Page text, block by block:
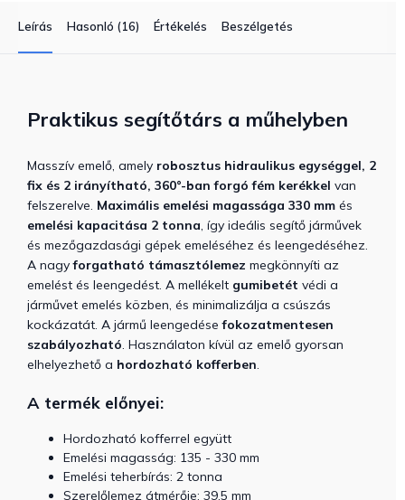
Leírás Hasonló (16) Értékelés Beszélgetés
Praktikus segítőtárs a műhelyben
Masszív emelő, amely robosztus hidraulikus egységgel, 2
fix és 2 irányítható, 360°-ban forgó fém kerékkel van
felszerelve. Maximális emelési magassága 330 mm és
emelési kapacitása 2 tonna, így ideális segítő járművek
és mezőgazdasági gépek emeléséhez és leengedéséhez.
A nagyforgatható támasztólemez megkönnyíti az
emelést és leengedést. A mellékelt gumibetét védi a
járművet emelés közben, és minimalizálja a csúszás
kockázatát. A jármű leengedésefokozatmentesen
szabályozható. Használaton kívül az emelő gyorsan
elhelyezhető a hordozható kofferben.
A termék előnyei:
Hordozható kofferrel együtt
Emelési magasság: 135 - 330 mm
Emelési teherbírás: 2 tonna
Szerelőlemez átmérője: 39,5 mm